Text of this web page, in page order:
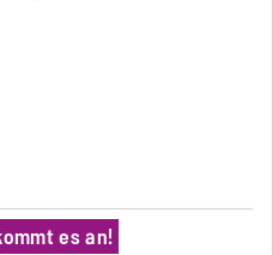
es an!